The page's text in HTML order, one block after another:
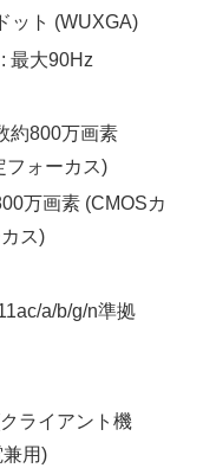
ット (WUXGA)
最大90Hz
約800万画素
フォーカス)
万画素 (CMOSカ
ス)
a/b/g/n準拠
ライアント機
用)